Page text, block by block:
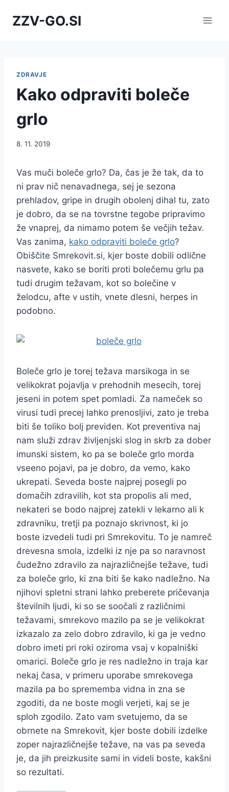
ZZV-GO.SI
ZDRAVJE
Kako odpraviti boleče
grlo
8. 11. 2019
Vas muči boleče grlo? Da, čas je že tak, da to
ni prav nič nenavadnega, sej je sezona
prehladov, gripe in drugih obolenj dihal tu, zato
je dobro, da se na tovrstne tegobe pripravimo
že vnaprej, da nimamo potem še večjih težav.
Vas zanima, kako odpraviti boleče grlo?
Obiščite Smrekovit.si, kjer boste dobili odlične
nasvete, kako se boriti proti bolečemu grlu pa
tudi drugim težavam, kot so bolečine v
želodcu, afte v ustih, vnete dlesni, herpes in
podobno.
Boleče grlo je torej težava marsikoga in se
velikokrat pojavlja v prehodnih mesecih, torej
jeseni in potem spet pomladi. Za nameček so
virusi tudi precej lahko prenosljivi, zato je treba
biti še toliko bolj previden. Kot preventiva naj
nam služi zdrav življenjski slog in skrb za dober
imunski sistem, ko pa se boleče grlo morda
vseeno pojavi, pa je dobro, da vemo, kako
ukrepati. Seveda boste najprej posegli po
domačih zdravilih, kot sta propolis ali med,
nekateri se bodo najprej zatekli v lekarno ali k
zdravniku, tretji pa poznajo skrivnost, ki jo
boste izvedeli tudi pri Smrekovitu. To je namreč
drevesna smola, izdelki iz nje pa so naravnost
čudežno zdravilo za najrazličnejše težave, tudi
za boleče grlo, ki zna biti še kako nadležno. Na
njihovi spletni strani lahko preberete pričevanja
številnih ljudi, ki so se soočali z različnimi
težavami, smrekovo mazilo pa se je velikokrat
izkazalo za zelo dobro zdravilo, ki ga je vedno
dobro imeti pri roki oziroma vsaj v kopalniški
omarici. Boleče grlo je res nadležno in traja kar
nekaj časa, v primeru uporabe smrekovega
mazila pa bo sprememba vidna in zna se
zgoditi, da ne boste mogli verjeti, kaj se je
sploh zgodilo. Zato vam svetujemo, da se
obrnete na Smrekovit, kjer boste dobili izdelke
zoper najrazličnejše težave, na vas pa seveda
je, da jih preizkusite sami in videli boste, kakšni
so rezultati.